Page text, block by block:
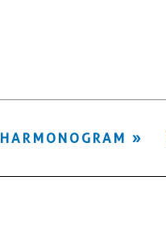
HARMONOGRAM